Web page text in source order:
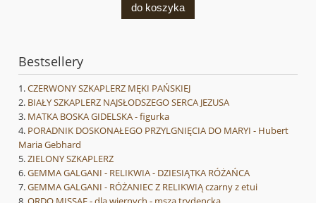
do koszyka
Bestsellery
CZERWONY SZKAPLERZ MĘKI PAŃSKIEJ
BIAŁY SZKAPLERZ NAJSŁODSZEGO SERCA JEZUSA
MATKA BOSKA GIDELSKA - figurka
PORADNIK DOSKONAŁEGO PRZYLGNIĘCIA DO MARYI - Hubert
Maria Gebhard
ZIELONY SZKAPLERZ
GEMMA GALGANI - RELIKWIA - DZIESIĄTKA RÓŻAŃCA
GEMMA GALGANI - RÓŻANIEC Z RELIKWIĄ czarny z etui